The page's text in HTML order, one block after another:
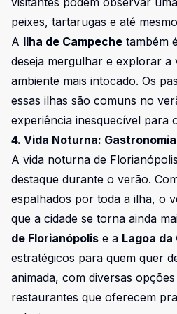
peixes, tartarugas e até
A Ilha de Campeche também
deseja mergulhar e explorar a
ambiente mais intocado. Os
essas ilhas são comuns no
experiência inesquecível para
4. Vida Noturna:
A vida noturna de
destaque durante o verão.
espalhados por toda a ilha, o
que a cidade se torna ainda
de Florianópolis e a Lagoa
estratégicos para quem quer
animada, com diversas
restaurantes que oferecem